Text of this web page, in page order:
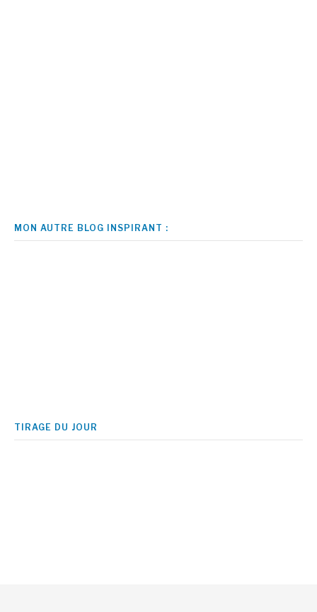
MON AUTRE BLOG INSPIRANT :
TIRAGE DU JOUR